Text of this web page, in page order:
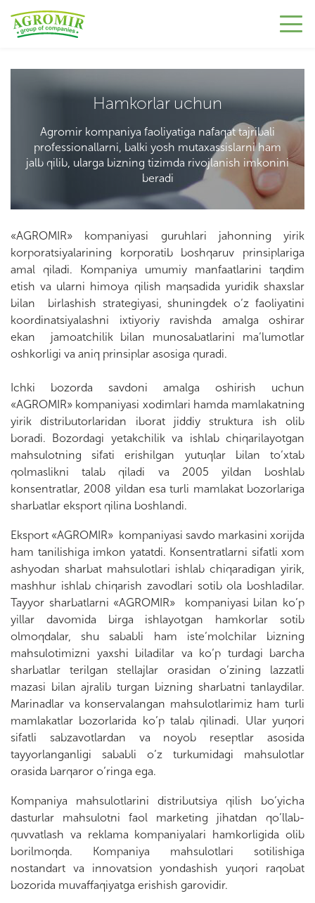
Hamkorlar uchun
Agromir kompaniya faoliyatiga nafaqat tajribali
professionallarni, balki yosh mutaxassislarni ham
jalb qilib, ularga bizning tizimda rivojlanish imkonini
beradi
«AGROMIR» kompaniyasi guruhlari jahonning yirik
korporatsiyalarining korporatib boshqaruv prinsiplariga
amal qiladi. Kompaniya umumiy manfaatlarini taqdim
etish va ularni himoya qilish maqsadida yuridik shaxslar
bilan birlashish strategiyasi, shuningdek o’z faoliyatini
koordinatsiyalashni ixtiyoriy ravishda amalga oshirar
ekan jamoatchilik bilan munosabatlarini ma’lumotlar
oshkorligi va aniq prinsiplar asosiga quradi.
Ichki bozorda savdoni amalga oshirish uchun
«AGROMIR» kompaniyasi xodimlari hamda mamlakatning
yirik distributorlaridan iborat jiddiy struktura ish olib
boradi. Bozordagi yetakchilik va ishlab chiqarilayotgan
mahsulotning sifati erishilgan yutuqlar bilan to’xtab
qolmaslikni talab qiladi va 2005 yildan boshlab
konsentratlar, 2008 yildan esa turli mamlakat bozorlariga
sharbatlar eksport qilina boshlandi.
Eksport «AGROMIR» kompaniyasi savdo markasini xorijda
ham tanilishiga imkon yatatdi. Konsentratlarni sifatli xom
ashyodan sharbat mahsulotlari ishlab chiqaradigan yirik,
mashhur ishlab chiqarish zavodlari sotib ola boshladilar.
Tayyor sharbatlarni «AGROMIR» kompaniyasi bilan ko’p
yillar davomida birga ishlayotgan hamkorlar sotib
olmoqdalar, shu sababli ham iste’molchilar bizning
mahsulotimizni yaxshi biladilar va ko’p turdagi barcha
sharbatlar terilgan stellajlar orasidan o’zining lazzatli
mazasi bilan ajralib turgan bizning sharbatni tanlaydilar.
Marinadlar va konservalangan mahsulotlarimiz ham turli
mamlakatlar bozorlarida ko’p talab qilinadi. Ular yuqori
sifatli sabzavotlardan va noyob reseptlar asosida
tayyorlanganligi sababli o’z turkumidagi mahsulotlar
orasida barqaror o’ringa ega.
Kompaniya mahsulotlarini distributsiya qilish bo’yicha
dasturlar mahsulotni faol marketing jihatdan qo’llab-
quvvatlash va reklama kompaniyalari hamkorligida olib
borilmoqda. Kompaniya mahsulotlari sotilishiga
nostandart va innovatsion yondashish yuqori raqobat
bozorida muvaffaqiyatga erishish garovidir.